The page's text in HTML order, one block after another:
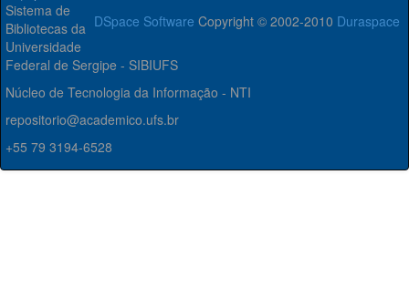
DSpace Software Copyright © 2002-2010 Duraspace
Sistema de
Bibliotecas da
Universidade
Federal de Sergipe - SIBIUFS
Núcleo de Tecnologia da Informação - NTI
repositorio@academico.ufs.br
+55 79 3194-6528